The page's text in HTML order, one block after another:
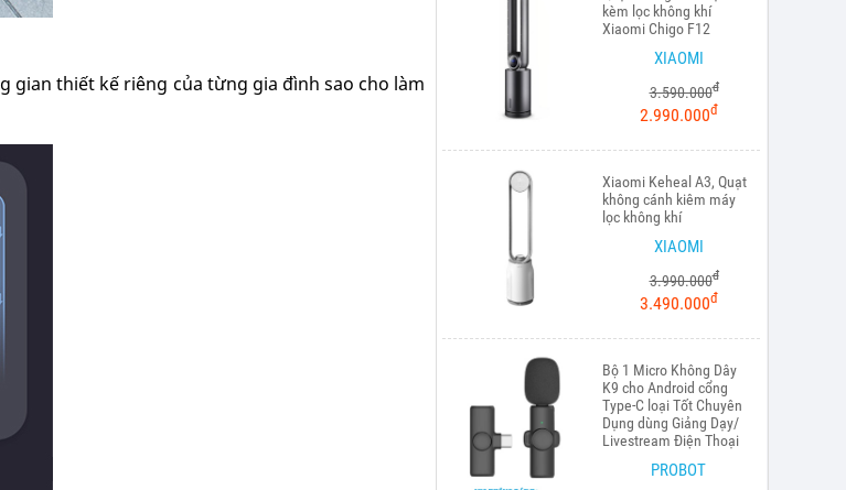
gian thiết kế riêng của từng gia đình sao cho làm
kèm lọc không khí
Xiaomi Chigo F12
XIAOMI
3.590.000đ
2.990.000đ
Xiaomi Keheal A3, Quạt
không cánh kiêm máy
lọc không khí
XIAOMI
3.990.000đ
3.490.000đ
Bộ 1 Micro Không Dây
K9 cho Android cổng
Type-C loại Tốt Chuyên
Dụng dùng Giảng Dạy/
Livestream Điện Thoại
PROBOT